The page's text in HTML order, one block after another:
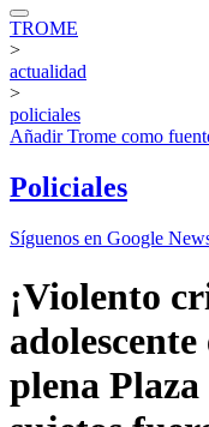
TROME
>
actualidad
>
policiales
AñadirTrome como
Policiales
Síguenos en Google
¡Violento
plena